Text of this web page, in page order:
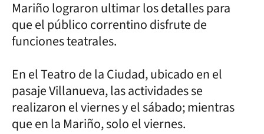
Mariño lograron ultimar los detalles para
que el público correntino disfrute de
funciones teatrales.
En el Teatro de la Ciudad, ubicado en el
pasaje Villanueva, las actividades se
realizaron el viernes y el sábado; mientras
que en la Mariño, solo el viernes.